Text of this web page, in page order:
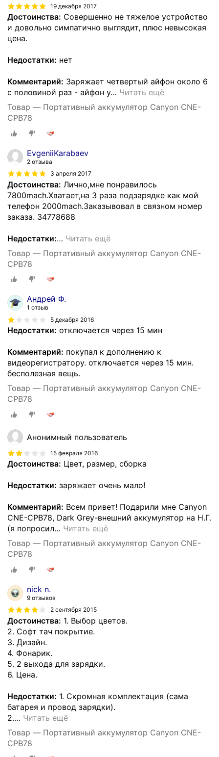
19 декабря 2017
Достоинства: Совершенно не тяжелое устройство
и довольно симпатично выглядит, плюс невысокая
цена.
Недостатки: нет
Комментарий: Заряжает четвертый айфон около 6
с половиной раз - айфон у… Читать ещё
Товар — Портативный аккумулятор Canyon CNE-
CPB78
EvgeniiKarabaev
2 отзыва
3 апреля 2017
Достоинства: Лично,мне понравилось
7800mach.Хватает,на 3 раза подзарядке как мой
телефон 2000mach.Заказывовал в связном номер
заказа. 34778688
Недостатки:… Читать ещё
Товар — Портативный аккумулятор Canyon CNE-
CPB78
Андрей Ф.
1 отзыв
5 декабря 2016
Недостатки: отключается через 15 мин
Комментарий: покупал к дополнению к
видеорегистратору. отключается через 15 мин.
бесполезная вещь.
Товар — Портативный аккумулятор Canyon CNE-
CPB78
Анонимный пользователь
15 февраля 2016
Достоинства: Цвет, размер, сборка
Недостатки: заряжает очень мало!
Комментарий: Всем привет! Подарили мне Canyon
CNE-CPB78, Dark Grey-внешний аккумулятор на Н.Г.
(я попросил… Читать ещё
Товар — Портативный аккумулятор Canyon CNE-
CPB78
nick n.
9 отзывов
2 сентября 2015
Достоинства: 1. Выбор цветов.
2. Софт тач покрытие.
3. Дизайн.
4. Фонарик.
5. 2 выхода для зарядки.
6. Цена.
Недостатки: 1. Скромная комплектация (сама
батарея и провод зарядки).
2.… Читать ещё
Товар — Портативный аккумулятор Canyon CNE-
CPB78